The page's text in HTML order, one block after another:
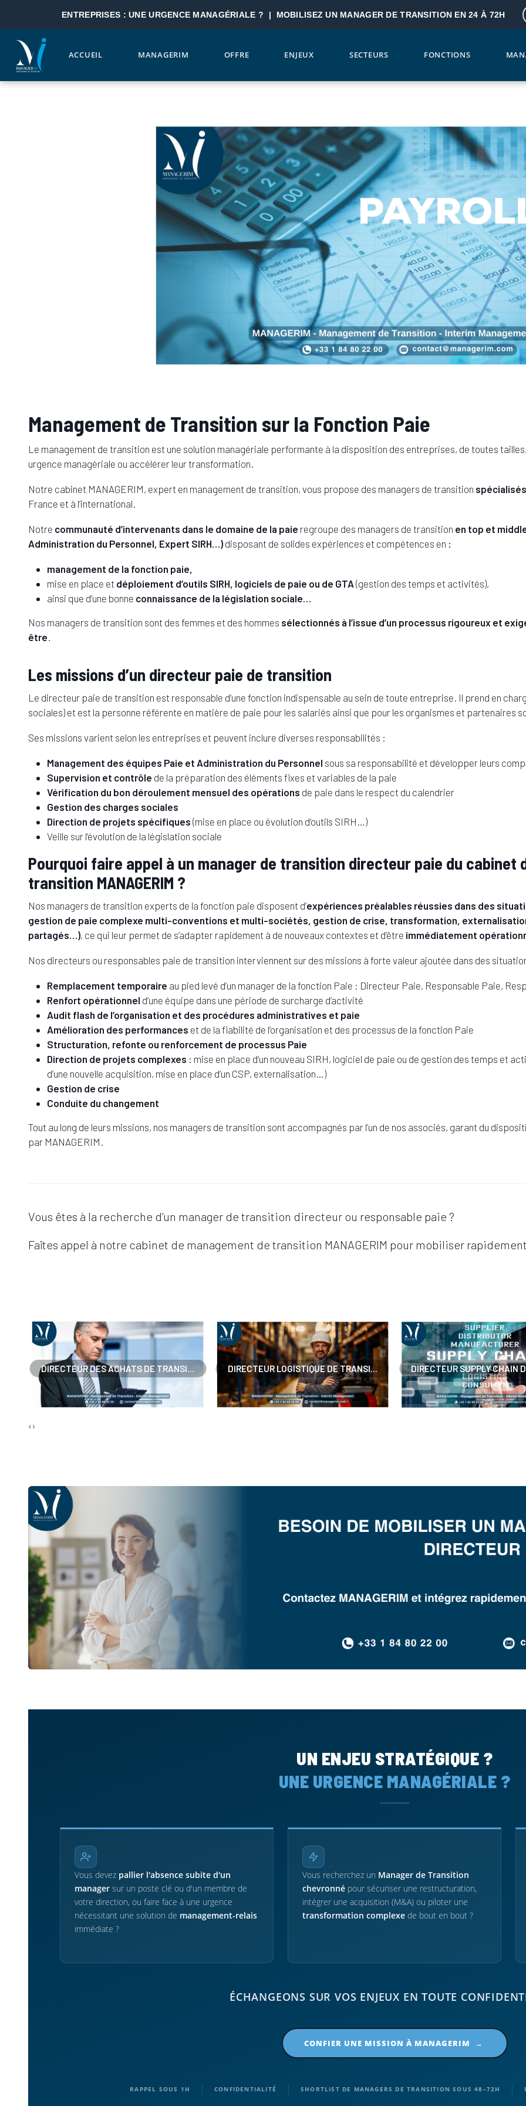
ENTREPRISES : UNE URGENCE MANAGÉRIALE ? | MOBILISEZ UN MANAGER DE TRANSITION EN 24 À 72H
Aller au contenu principal
ACCUEIL MANAGERIM OFFRE ENJEUX SECTEURS FONCTIONS
Management de Transition sur la Fonction Paie
Le management de transition est une solution managériale performante à la disposition des entreprises, de toutes
urgence managériale ou accélérer leur transformation.
Notre cabinet MANAGERIM, expert en management de transition, vous propose des managers de transition
France et à l’international.
Notre communauté d’intervenants dans le domaine de la paie regroupe des managers de transition en top et
Administration du Personnel, Expert SIRH…) disposant de solides expériences et compétences en :
management de la fonction paie,
mise en place et déploiement d’outils SIRH, logiciels de paie ou de GTA (gestion des temps et activités),
ainsi que d’une bonne connaissance de la législation sociale…
Nos managers de transition sont des femmes et des hommes sélectionnés à l’issue d’un processus rigoureux et
être.
Les missions d’un directeur paie de transition
Le directeur paie de transition est responsable d’une fonction indispensable au sein de toute entreprise. Il prend en
sociales) et est la personne référente en matière de paie pour les salariés ainsi que pour les organismes et partenaires
Ses missions varient selon les entreprises et peuvent inclure diverses responsabilités :
Management des équipes Paie et Administration du Personnel sous sa responsabilité et développer leurs
Supervision et contrôle de la préparation des éléments fixes et variables de la paie
Vérification du bon déroulement mensuel des opérations de paie dans le respect du calendrier
Gestion des charges sociales
Direction de projets spécifiques (mise en place ou évolution d’outils SIRH…)
Veille sur l’évolution de la législation sociale
Pourquoi faire appel à un manager de transition directeur paie du cabinet
transition MANAGERIM ?
Nos managers de transition experts de la fonction paie disposent d’expériences préalables réussies dans des
gestion de paie complexe multi-conventions et multi-sociétés, gestion de crise, transformation,
partagés…), ce qui leur permet de s’adapter rapidement à de nouveaux contextes et d’être immédiatement
Nos directeurs ou responsables paie de transition interviennent sur des missions à forte valeur ajoutée dans des
Remplacement temporaire au pied levé d’un manager de la fonction Paie : Directeur Paie, Responsable Paie,
Renfort opérationnel d’une équipe dans une période de surcharge d’activité
Audit flash de l’organisation et des procédures administratives et paie
Amélioration des performances et de la fiabilité de l’organisation et des processus de la fonction Paie
Structuration, refonte ou renforcement de processus Paie
Direction de projets complexes : mise en place d’un nouveau SIRH, logiciel de paie ou de gestion des temps et
d’une nouvelle acquisition, mise en place d’un CSP, externalisation…)
Gestion de crise
Conduite du changement
Tout au long de leurs missions, nos managers de transition sont accompagnés par l’un de nos associés, garant du
par MANAGERIM.
Vous êtes à la recherche d’un manager de transition directeur ou responsable paie ?
Faîtes appel à notre cabinet de management de transition MANAGERIM pour mobiliser
DIRECTEUR DES ACHATS DE TRANSI... DIRECTEUR LOGISTIQUE DE TRANSI... DIRECTEUR SUPPLY CHAIN
‹›
UN ENJEU STRATÉGIQUE ?
UNE URGENCE MANAGÉRIALE ?
Vous devez pallier l'absence subite d'un
manager sur un poste clé ou d'un membre de
votre direction, ou faire face à une urgence
nécessitant une solution de management-relais
immédiate ?
Vous recherchez un Manager de Transition
chevronné pour sécuriser une restructuration,
intégrer une acquisition (M&A) ou piloter une
transformation complexe de bout en bout ?
ÉCHANGEONS SUR VOS ENJEUX EN TOUTE
CONFIER UNE MISSION À MANAGERIM →
RAPPEL SOUS 1H | CONFIDENTIALITÉ | SHORTLIST DE MANAGERS DE TRANSITION SOUS 48–72H |